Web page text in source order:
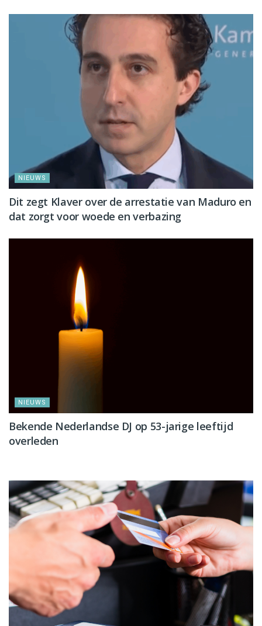
NIEUWS
Dit zegt Klaver over de arrestatie van Maduro en
dat zorgt voor woede en verbazing
NIEUWS
Bekende Nederlandse DJ op 53-jarige leeftijd
overleden